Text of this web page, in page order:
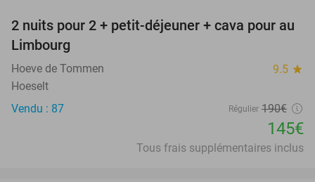
24%
2 nuits pour 2 + petit-déjeuner + cava pour au
Limbourg
Hoeve de Tommen 9.5 star
Hoeselt
Vendu : 87
Régulier 190€
145€
Tous frais supplémentaires inclus